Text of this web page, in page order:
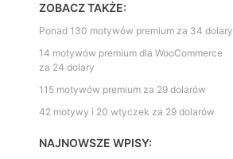
ZOBACZ TAKŻE:
Ponad 130 motywów premium za 34 dolary
14 motywów premium dla WooCommerce
za 24 dolary
115 motywów premium za 29 dolarów
42 motywy i 20 wtyczek za 29 dolarów
NAJNOWSZE WPISY: